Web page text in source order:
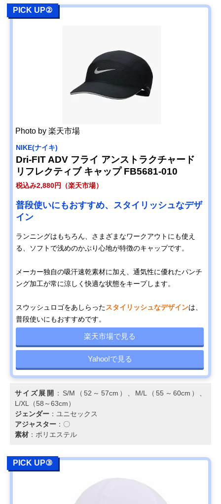
PICK UP②
Photo by 楽天市場
NIKE(ナイキ)
Dri-FIT ADV フライ アンストラクチャード
リフレクティブ キャップ FB5681-010
税込み2,880円（楽天市場）
普段使いにもおすすめ、スタイリッシュなデザ
イン
ランニングはもちろん、さまざまなワークアウトにも使え
る、ソフトで浅めのかぶり心地が特徴のキャップです。
メーカー独自の吸汗速乾素材に加え、通気性に優れたパンチ
ング加工が常に涼しく快適な状態をキープします。
スウッシュロゴをあしらったスタイリッシュなデザインは、
普段使いにもおすすめです。
楽天市場で見る
Yahoo!で見る
サイズ展開
：S/M（52～57cm）、M/L（55～60cm）、
L/XL（58～63cm）
ジェンダー ：ユニセックス
アジャスター ：〇
素材 ：ポリエステル
PICK UP③